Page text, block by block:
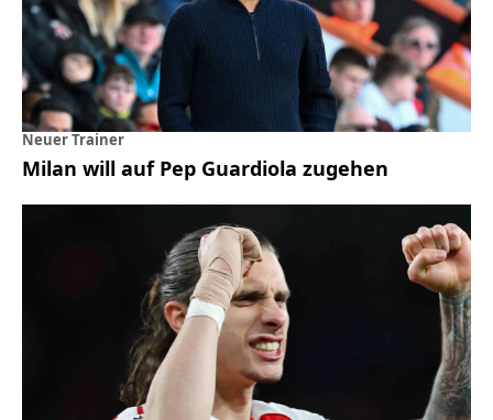
Neuer Trainer
Milan will auf Pep Guardiola zugehen